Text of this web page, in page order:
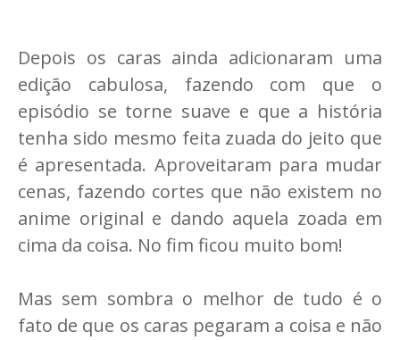
Depois os caras ainda adicionaram uma
edição cabulosa, fazendo com que o
episódio se torne suave e que a história
tenha sido mesmo feita zuada do jeito que
é apresentada. Aproveitaram para mudar
cenas, fazendo cortes que não existem no
anime original e dando aquela zoada em
cima da coisa. No fim ficou muito bom!
Mas sem sombra o melhor de tudo é o
fato de que os caras pegaram a coisa e não